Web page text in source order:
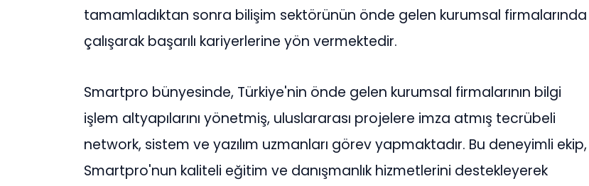
tamamladıktan sonra bilişim sektörünün önde gelen kurumsal firmalarında
çalışarak başarılı kariyerlerine yön vermektedir.
Smartpro bünyesinde, Türkiye'nin önde gelen kurumsal firmalarının bilgi
işlem altyapılarını yönetmiş, uluslararası projelere imza atmış tecrübeli
network, sistem ve yazılım uzmanları görev yapmaktadır. Bu deneyimli ekip,
Smartpro'nun kaliteli eğitim ve danışmanlık hizmetlerini destekleyerek